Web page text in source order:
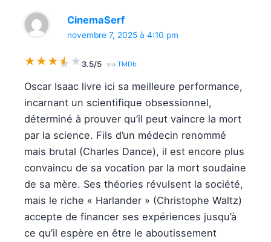
CinemaSerf
novembre 7, 2025 à 4:10 pm
★★★★
★ ★ 3.5/5 via TMDb
Oscar Isaac livre ici sa meilleure performance,
incarnant un scientifique obsessionnel,
déterminé à prouver qu’il peut vaincre la mort
par la science. Fils d’un médecin renommé
mais brutal (Charles Dance), il est encore plus
convaincu de sa vocation par la mort soudaine
de sa mère. Ses théories révulsent la société,
mais le riche « Harlander » (Christophe Waltz)
accepte de financer ses expériences jusqu’à
ce qu’il espère en être le aboutissement